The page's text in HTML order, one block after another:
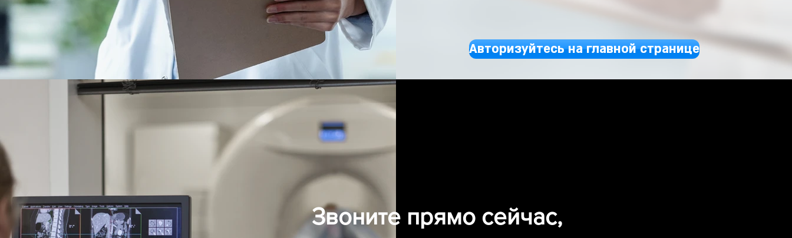
Авторизуйтесь на главной странице
Звоните прямо сейчас,